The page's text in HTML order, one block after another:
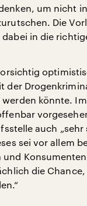
um nicht
Die
in die
der
könnte.
auch „sehr
sei vor allem
die Chance,